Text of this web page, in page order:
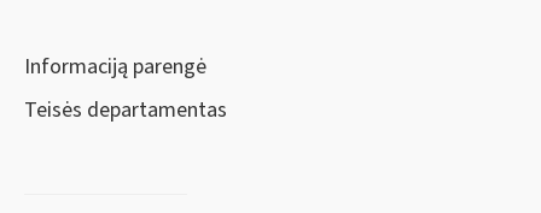
Informaciją parengė
Teisės departamentas